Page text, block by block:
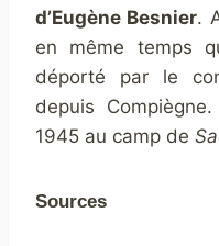
d’Eugène Besnier.
en même temps
déporté par le
depuis
1945 au camp de
Sources